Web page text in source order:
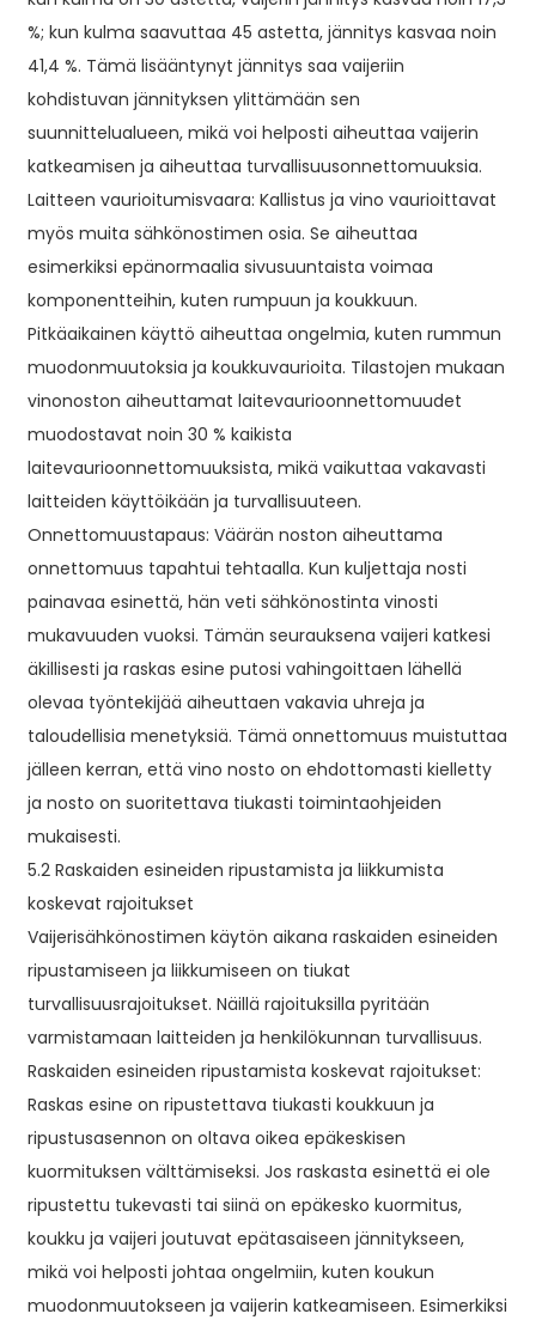
%; kun kulma saavuttaa 45 astetta, jännitys kasvaa noin
41,4 %. Tämä lisääntynyt jännitys saa vaijeriin
kohdistuvan jännityksen ylittämään sen
suunnittelualueen, mikä voi helposti aiheuttaa vaijerin
katkeamisen ja aiheuttaa turvallisuusonnettomuuksia.
Laitteen vaurioitumisvaara: Kallistus ja vino vaurioittavat
myös muita sähkönostimen osia. Se aiheuttaa
esimerkiksi epänormaalia sivusuuntaista voimaa
komponentteihin, kuten rumpuun ja koukkuun.
Pitkäaikainen käyttö aiheuttaa ongelmia, kuten rummun
muodonmuutoksia ja koukkuvaurioita. Tilastojen mukaan
vinonoston aiheuttamat laitevaurioonnettomuudet
muodostavat noin 30 % kaikista
laitevaurioonnettomuuksista, mikä vaikuttaa vakavasti
laitteiden käyttöikään ja turvallisuuteen.
Onnettomuustapaus: Väärän noston aiheuttama
onnettomuus tapahtui tehtaalla. Kun kuljettaja nosti
painavaa esinettä, hän veti sähkönostinta vinosti
mukavuuden vuoksi. Tämän seurauksena vaijeri katkesi
äkillisesti ja raskas esine putosi vahingoittaen lähellä
olevaa työntekijää aiheuttaen vakavia uhreja ja
taloudellisia menetyksiä. Tämä onnettomuus muistuttaa
jälleen kerran, että vino nosto on ehdottomasti kielletty
ja nosto on suoritettava tiukasti toimintaohjeiden
mukaisesti.
5.2 Raskaiden esineiden ripustamista ja liikkumista
koskevat rajoitukset
Vaijerisähkönostimen käytön aikana raskaiden esineiden
ripustamiseen ja liikkumiseen on tiukat
turvallisuusrajoitukset. Näillä rajoituksilla pyritään
varmistamaan laitteiden ja henkilökunnan turvallisuus.
Raskaiden esineiden ripustamista koskevat rajoitukset:
Raskas esine on ripustettava tiukasti koukkuun ja
ripustusasennon on oltava oikea epäkeskisen
kuormituksen välttämiseksi. Jos raskasta esinettä ei ole
ripustettu tukevasti tai siinä on epäkesko kuormitus,
koukku ja vaijeri joutuvat epätasaiseen jännitykseen,
mikä voi helposti johtaa ongelmiin, kuten koukun
muodonmuutokseen ja vaijerin katkeamiseen. Esimerkiksi